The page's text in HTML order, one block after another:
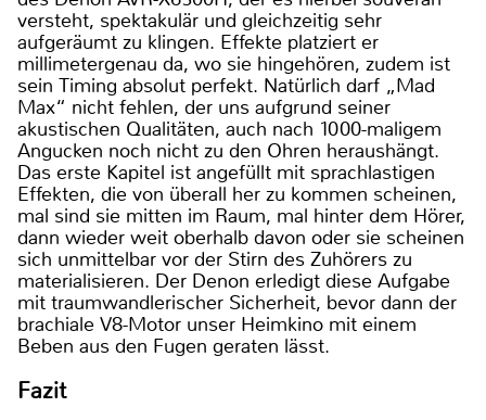
versteht, spektakulär und gleichzeitig sehr
aufgeräumt zu klingen. Effekte platziert er
millimetergenau da, wo sie hingehören, zudem ist
sein Timing absolut perfekt. Natürlich darf „Mad
Max“ nicht fehlen, der uns aufgrund seiner
akustischen Qualitäten, auch nach 1000-maligem
Angucken noch nicht zu den Ohren heraushängt.
Das erste Kapitel ist angefüllt mit sprachlastigen
Effekten, die von überall her zu kommen scheinen,
mal sind sie mitten im Raum, mal hinter dem Hörer,
dann wieder weit oberhalb davon oder sie scheinen
sich unmittelbar vor der Stirn des Zuhörers zu
materialisieren. Der Denon erledigt diese Aufgabe
mit traumwandlerischer Sicherheit, bevor dann der
brachiale V8-Motor unser Heimkino mit einem
Beben aus den Fugen geraten lässt.
Fazit